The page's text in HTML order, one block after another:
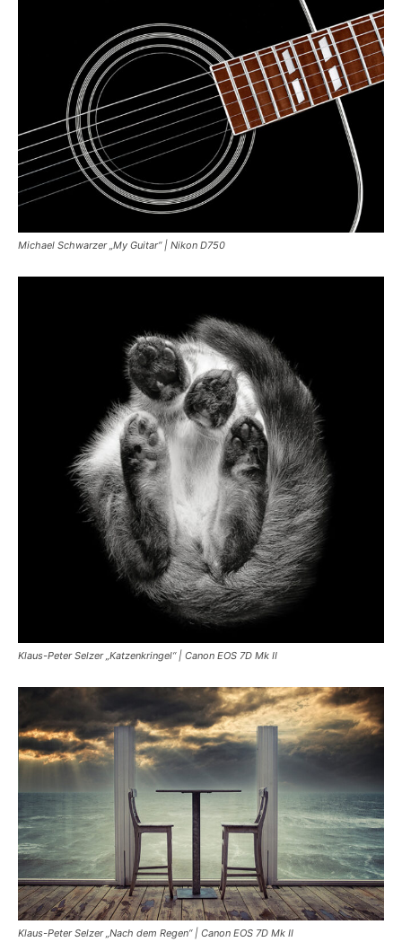
Michael Schwarzer „My Guitar“ | Nikon D750
Klaus-Peter Selzer „Katzenkringel“ | Canon EOS 7D Mk II
Klaus-Peter Selzer „Nach dem Regen“ | Canon EOS 7D Mk II